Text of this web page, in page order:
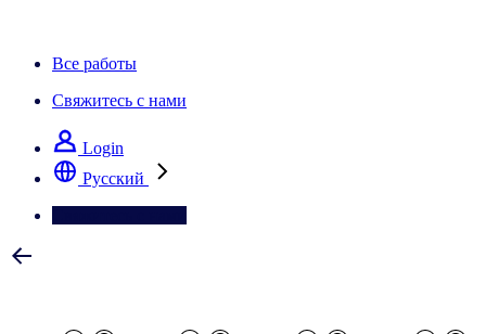
Все работы
Свяжитесь с нами
Login
Pусский